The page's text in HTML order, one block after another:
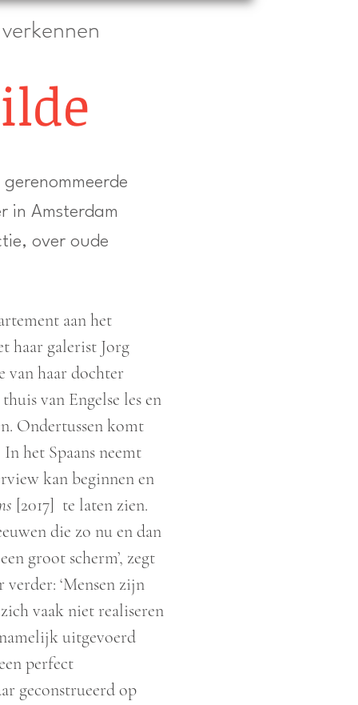
in Amsterdam
over oude
aan het
haar galerist Jorg
van haar dochter
van Engelse les en
Ondertussen komt
het Spaans neemt
kan beginnen en
[2017] te laten zien.
die zo nu en dan
groot scherm’, zegt
‘Mensen zijn
vaak niet realiseren
uitgevoerd
perfect
geconstrueerd op